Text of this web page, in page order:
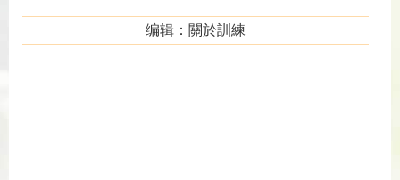
编辑：關於訓練